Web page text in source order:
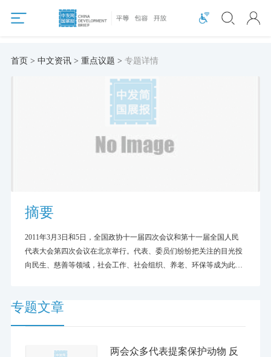
首页 > 中文资讯 > 重点议题 > 专题详情
摘要
2011年3月3日和5日，全国政协十一届四次会议和第十一届全国人民
代表大会第四次会议在北京举行。代表、委员们纷纷把关注的目光投
向民生、慈善等领域，社会工作、社会组织、养老、环保等成为此次
专题文章
两会众多代表提案保护动物 反